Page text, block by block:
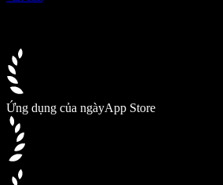
Ứng dụng của ngàyApp Store